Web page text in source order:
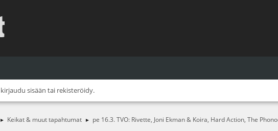
kirjaudu sisään tai rekisteröidy.
► Keikat & muut tapahtumat ► pe 16.3. TVO: Rivette, Joni Ekman & Koira, Hard Action, The